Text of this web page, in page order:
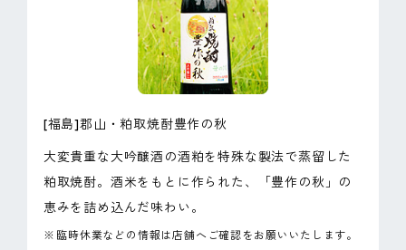
[福島]郡山・粕取焼酎豊作の秋
大変貴重な大吟醸酒の酒粕を特殊な製法で蒸留した
粕取焼酎。酒米をもとに作られた、「豊作の秋」の
恵みを詰め込んだ味わい。
※ 臨時休業などの情報は店舗へご確認をお願いいたします。